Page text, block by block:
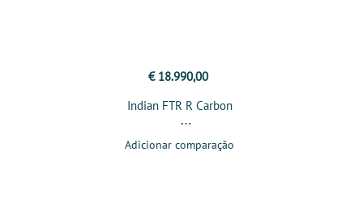
€ 18.990,00
Indian FTR R Carbon
Adicionar comparação